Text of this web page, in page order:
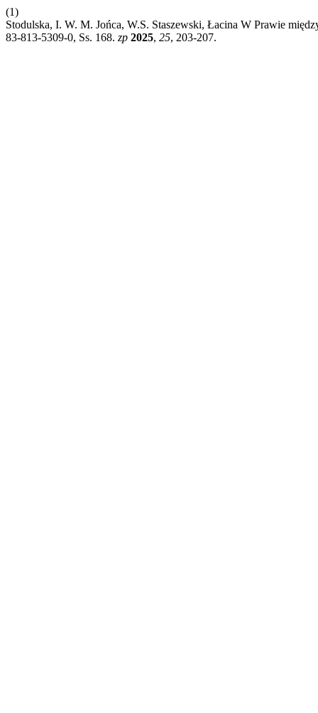
(1)
Stodulska, I. W. M. Jońca, W.S. Staszewski, Łacina W Prawie
83-813-5309-0, Ss. 168. zp 2025, 25, 203-207.